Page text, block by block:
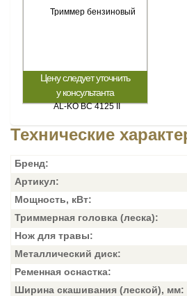
Цену следует уточнить
у консультанта
Технические
Бренд:
Артикул:
Мощность, кВт:
Триммерная головка (леска):
Нож для травы:
Металлический диск:
Ременная оснастка:
Ширина скашивания (леской), мм: